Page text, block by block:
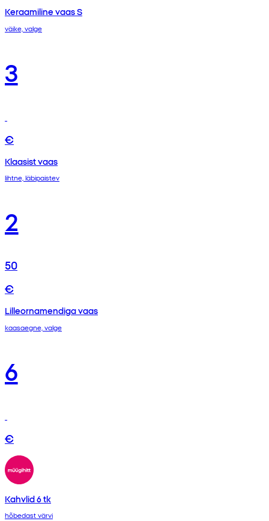
Keraamiline vaas S
väike, valge
3
€
Klaasist vaas
lihtne, läbipaistev
2
50
€
Lilleornamendiga vaas
kaasaegne, valge
6
€
Kahvlid 6 tk
hõbedast värvi